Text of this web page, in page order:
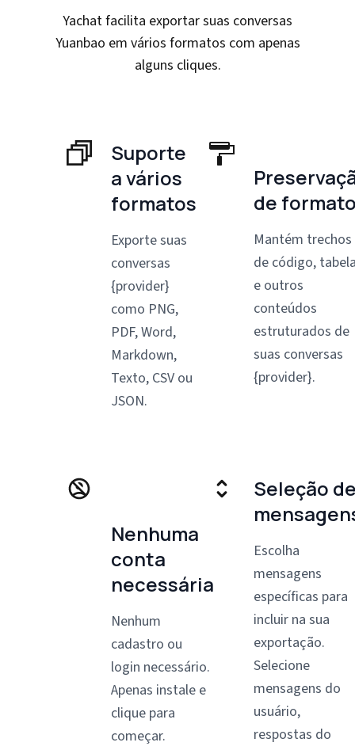
Yachat facilita exportar suas conversas
Yuanbao em vários formatos com apenas
alguns cliques.
Suporte
a vários
formatos
Exporte suas
conversas
{provider}
como PNG,
PDF, Word,
Markdown,
Texto, CSV ou
JSON.
de
Mantém trechos
de código,
e outros
conteúdos
estruturados de
suas conversas
{provider}.
Nenhuma
conta
necessária
Nenhum
cadastro ou
login necessário.
Apenas instale e
clique para
começar.
Seleção
Escolha
mensagens
específicas para
incluir na sua
exportação.
Selecione
mensagens do
usuário,
respostas do